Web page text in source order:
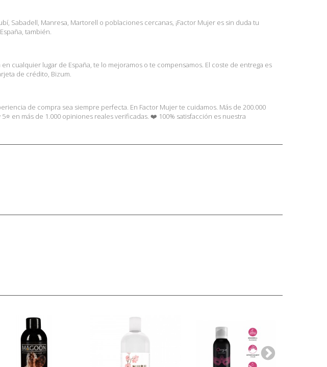
Sabadell, Manresa, Martorell o poblaciones cercanas, ¡Factor Mujer es sin duda tu
también.
cualquier lugar de España, te lo mejoramos o te compensamos. El coste de entrega es
de crédito, Bizum.
de compra sea siempre perfecta. En Factor Mujer te cuidamos. Más de 200.000
en más de 1.000 opiniones reales verificadas. ❤️ 100% satisfacción es nuestra